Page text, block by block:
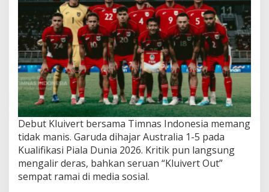
Debut Kluivert bersama Timnas Indonesia memang
tidak manis. Garuda dihajar Australia 1-5 pada
Kualifikasi Piala Dunia 2026. Kritik pun langsung
mengalir deras, bahkan seruan “Kluivert Out”
sempat ramai di media sosial.